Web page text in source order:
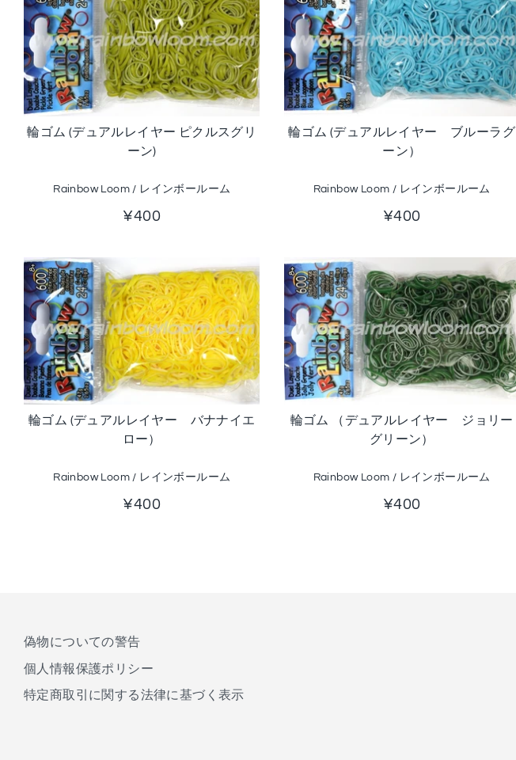
輪ゴム (デュアルレイヤー ピクルスグリ
ーン)
Rainbow Loom / レインボールーム
¥400
輪ゴム (デュアルレイヤー ブルーラグ
ーン）
Rainbow Loom / レインボールーム
¥400
輪ゴム (デュアルレイヤー バナナイエ
ロー）
Rainbow Loom / レインボールーム
¥400
輪ゴム （デュアルレイヤー ジョリー
グリーン）
Rainbow Loom / レインボールーム
¥400
偽物についての警告
個人情報保護ポリシー
特定商取引に関する法律に基づく表示